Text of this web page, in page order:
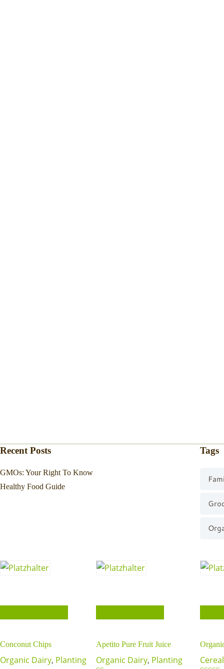
Recent Posts
GMOs: Your Right To Know
Healthy Food Guide
Tags
Conconut Chips
Organic Dairy, Planting
Apetito Pure Fruit Juice
Organic Dairy, Planting